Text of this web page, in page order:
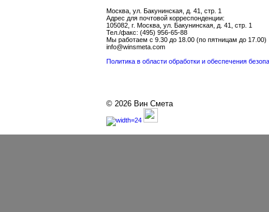
Москва, ул. Бакунинская, д. 41, стр. 1
Адрес для почтовой корреспонденции:
105082, г. Москва, ул. Бакунинская, д. 41, стр. 1
Тел./факс: (495) 956-65-88
Мы работаем с 9.30 до 18.00 (по пятницам до 17.00)
info@winsmeta.com
Политика в области обработки и обеспечения
© 2026 Вин Смета